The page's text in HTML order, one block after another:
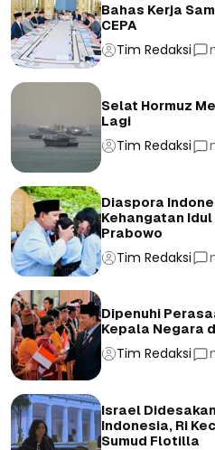
Bahas Kerja
CEPA
Tim Redaksi
Selat Hormuz
Lagi
Tim Redaksi
Diaspora
Kehangatan
Prabowo
Tim Redaksi
Dipenuhi
Kepala Negara
Tim Redaksi
Israel
Indonesia, Ri
Sumud Flotilla